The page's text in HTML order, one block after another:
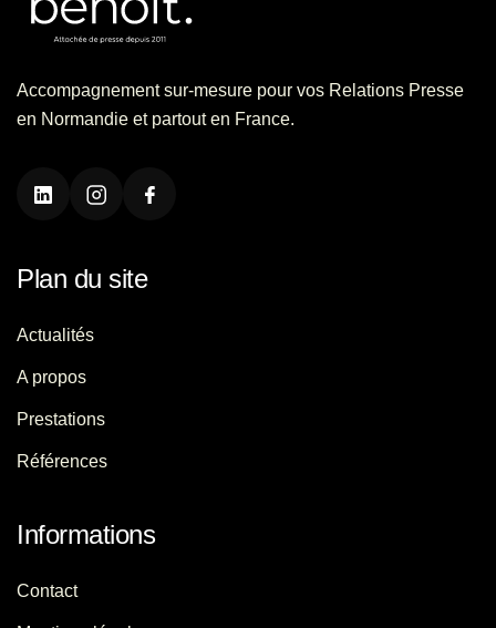
Accompagnement sur-mesure pour vos Relations Presse
en Normandie et partout en France.
Plan du site
Actualités
A propos
Prestations
Références
Informations
Contact